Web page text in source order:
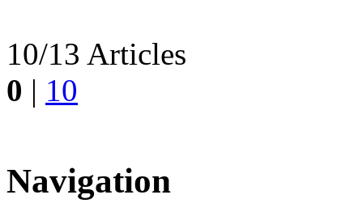
10/13 Articles
0 | 10
Navigation